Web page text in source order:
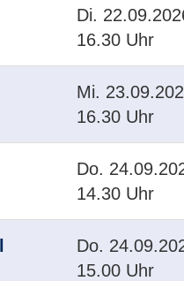
Di.
16.30 Uhr
Mi.
16.30 Uhr
Do.
14.30 Uhr
Do.
15.00 Uhr